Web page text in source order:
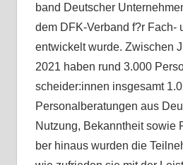
band Deutscher
dem DFK-Verband f?r Fach-
entwickelt wurde. Zwischen
2021 haben rund 3.000
scheider:innen insgesamt
Personalberatungen aus
Nutzung, Bekanntheit sowie
ber hinaus wurden die